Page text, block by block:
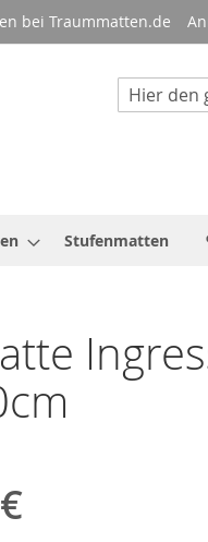
bei Traummatten.de
Suche
Stufenmatten